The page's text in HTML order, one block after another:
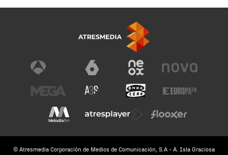
© Atresmedia Corporación de Medios de Comunicación, S.A - A. Isla Graciosa